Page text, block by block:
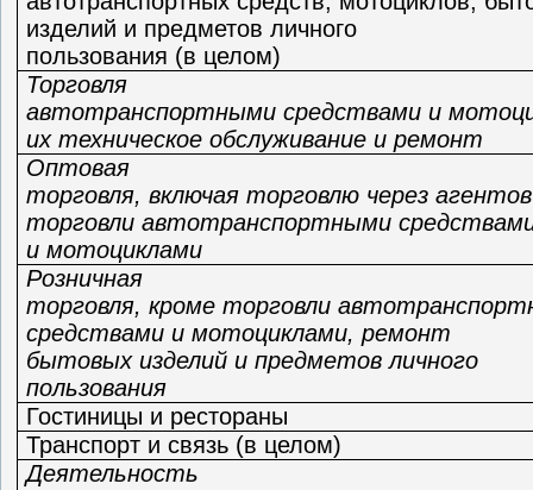
изделий и предметов личного
пользования (в целом)
Торговля
автотранспортными средствами и
их техническое обслуживание и ремонт
Оптовая
торговля, включая торговлю через
торговли автотранспортными
и мотоциклами
Розничная
торговля, кроме торговли
средствами и мотоциклами, ремонт
бытовых изделий и предметов личного
пользования
Гостиницы и рестораны
Транспорт и связь (в целом)
Деятельность